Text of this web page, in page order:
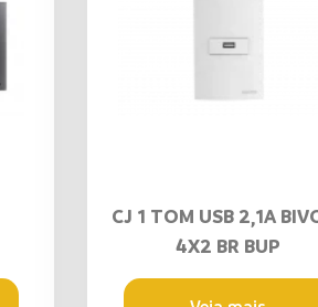
CJ 1 TOM USB 2,1A
4X2 BR BUP